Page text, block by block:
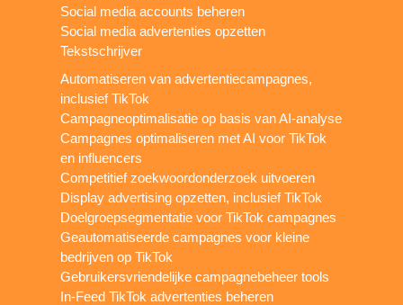
Social media accounts beheren
Social media advertenties opzetten
Tekstschrijver
Automatiseren van advertentiecampagnes,
inclusief TikTok
Campagneoptimalisatie op basis van AI-analyse
Campagnes optimaliseren met AI voor TikTok
en influencers
Competitief zoekwoordonderzoek uitvoeren
Display advertising opzetten, inclusief TikTok
Doelgroepsegmentatie voor TikTok campagnes
Geautomatiseerde campagnes voor kleine
bedrijven op TikTok
Gebruikersvriendelijke campagnebeheer tools
In-Feed TikTok advertenties beheren